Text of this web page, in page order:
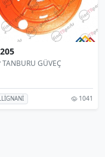
TANBURU GÜVEÇ
1041